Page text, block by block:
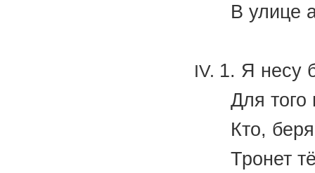
В улице
1. Я несу
Для того
Кто,
Тронет